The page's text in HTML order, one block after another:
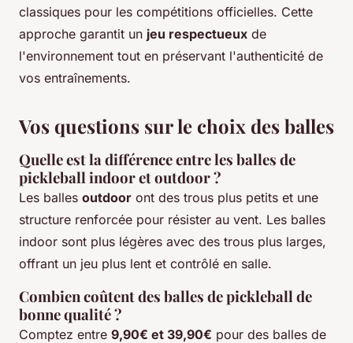
classiques pour les compétitions officielles. Cette
approche garantit un jeu respectueux de
l'environnement tout en préservant l'authenticité de
vos entraînements.
Vos questions sur le choix des balles
Quelle est la différence entre les balles de
pickleball indoor et outdoor ?
Les balles outdoor ont des trous plus petits et une
structure renforcée pour résister au vent. Les balles
indoor sont plus légères avec des trous plus larges,
offrant un jeu plus lent et contrôlé en salle.
Combien coûtent des balles de pickleball de
bonne qualité ?
Comptez entre 9,90€ et 39,90€ pour des balles de